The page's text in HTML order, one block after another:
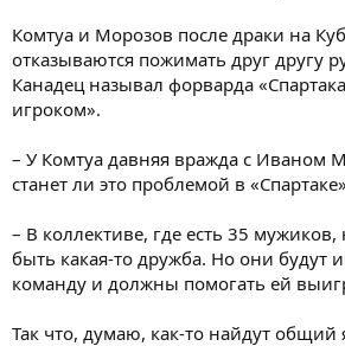
Комтуа и Морозов после драки на
отказываются пожимать друг другу
Канадец называл форварда
игроком».
– У Комтуа давняя вражда с Иваном
станет ли это проблемой в
– В коллективе, где есть 35
быть какая-то дружба. Но они будут
команду и должны помогать ей
Так что, думаю, как-то найдут общий